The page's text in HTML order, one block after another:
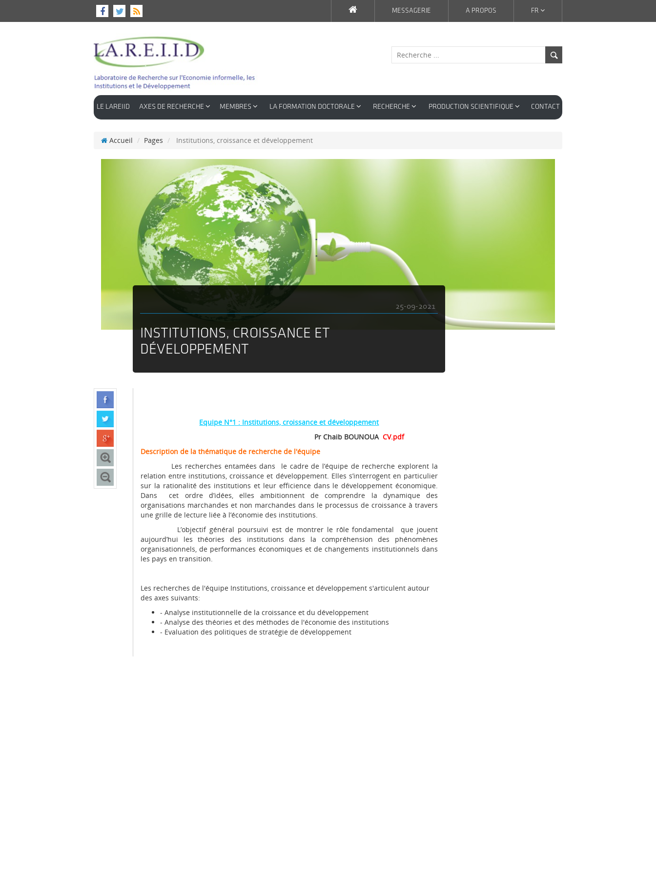
FR
A PROPOS
MESSAGERIE
LE LAREIID AXES DE RECHERCHE MEMBRES LA FORMATION DOCTORALE RECHERCHE PRODUCTION SCIENTIFIQUE CONTACT
Accueil Pages Institutions, croissance et développement
25-09-2021
INSTITUTIONS, CROISSANCE ET
DÉVELOPPEMENT
Equipe N°1 : Institutions, croissance et développement
Pr Chaib BOUNOUA CV.pdf
Description de la thématique de recherche de l'équipe
Les recherches entamées dans le cadre de l’équipe de recherche explorent la
relation entre institutions, croissance et développement. Elles s’interrogent en particulier
sur la rationalité des institutions et leur efficience dans le développement économique.
Dans cet ordre d’idées, elles ambitionnent de comprendre la dynamique des
organisations marchandes et non marchandes dans le processus de croissance à travers
une grille de lecture liée à l’économie des institutions.
L’objectif général poursuivi est de montrer le rôle fondamental que jouent
aujourd’hui les théories des institutions dans la compréhension des phénomènes
organisationnels, de performances économiques et de changements institutionnels dans
les pays en transition.
Les recherches de l'équipe Institutions, croissance et développement s'articulent autour
des axes suivants:
- Analyse institutionnelle de la croissance et du développement
- Analyse des théories et des méthodes de l'économie des institutions
- Evaluation des politiques de stratégie de développement